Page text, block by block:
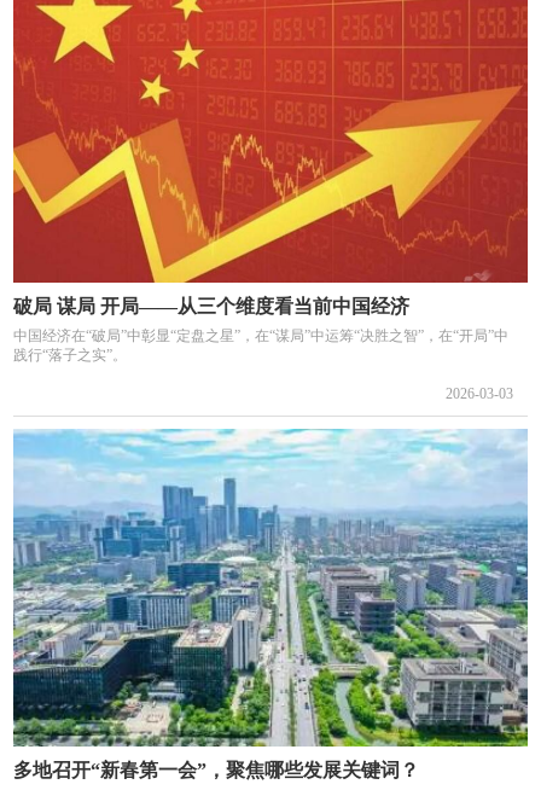
破局 谋局 开局——从三个维度看当前中国经济
中国经济在“破局”中彰显“定盘之星”，在“谋局”中运筹“决胜之智”，在“开局”中
践行“落子之实”。
2026-03-03
多地召开“新春第一会”，聚焦哪些发展关键词？